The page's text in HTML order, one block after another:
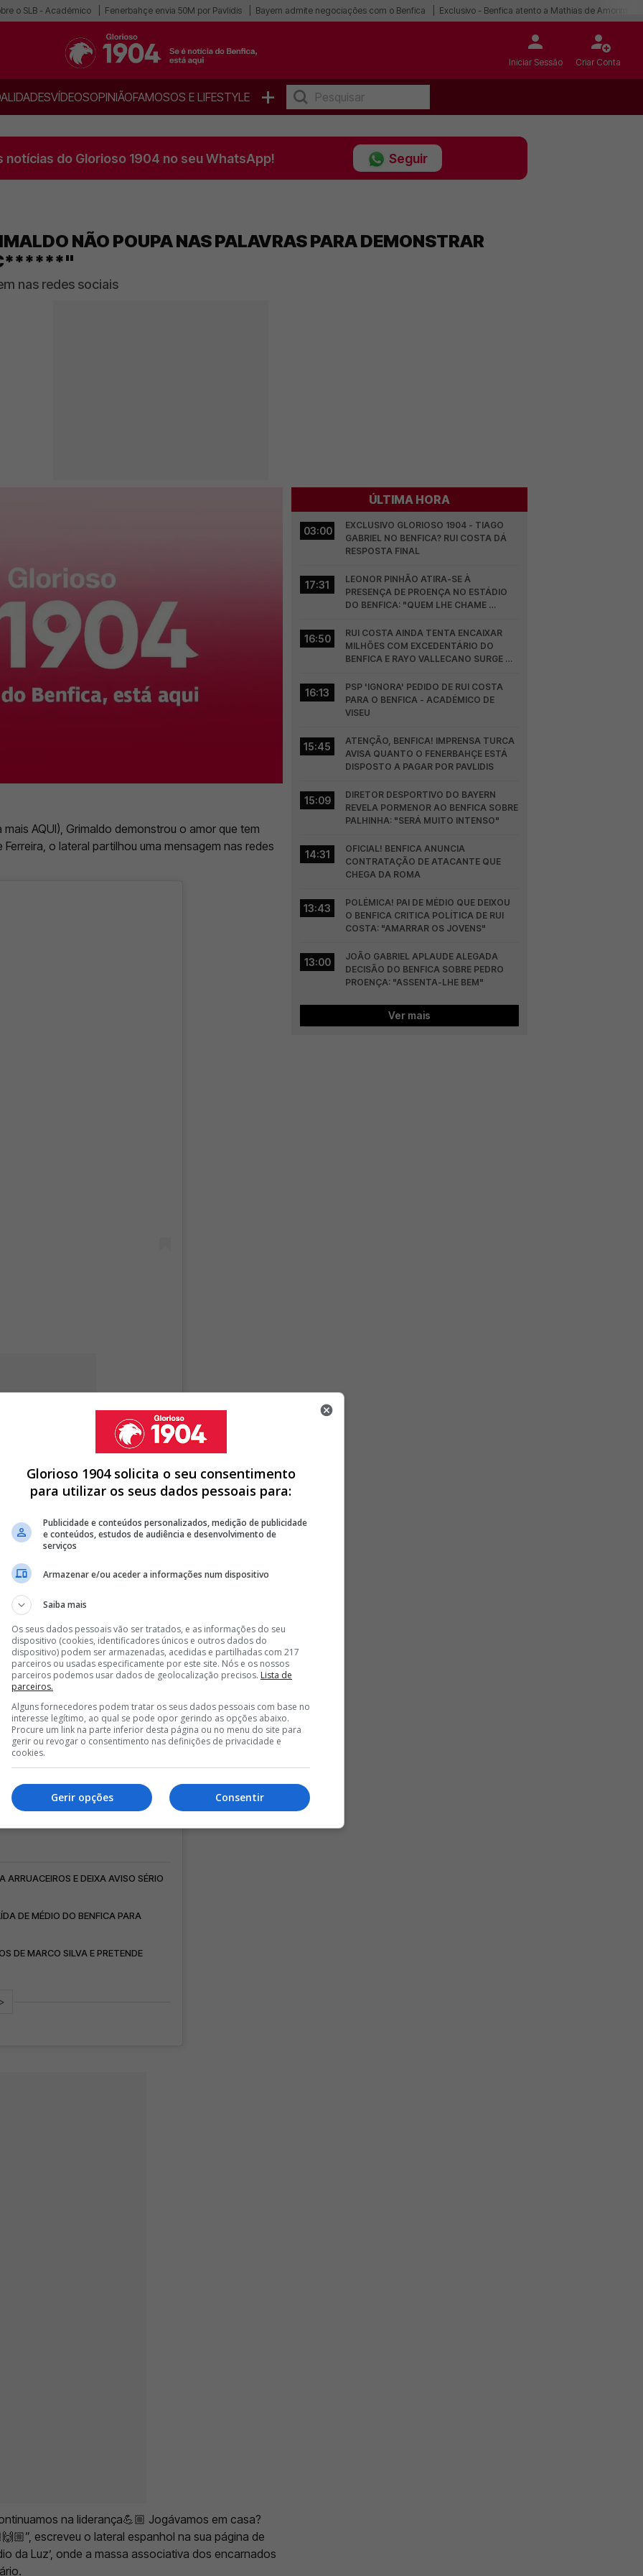
o SLB - Académico Fenerbahçe envia 50M por Pavlidis Bayern admite negociações com o Benfica Exclusivo - Benfica atento a Mathias de Amorim
Iniciar Sessão Criar Conta
VÍDEOSOPINIÃOFAMOSOS E LIFESTYLE +
notícias do Glorioso 1904 no seu WhatsApp! Seguir
NÃO POUPA NAS PALAVRAS PARA DEMONSTRAR
nas redes sociais
AQUI), Grimaldo demonstrou o amor que tem
o lateral partilhou uma mensagem nas redes
Grimaldo (@grimaldo35)
ARRUACEIROS E DEIXA AVISO SÉRIO
DE MÉDIO DO BENFICA PARA
DE MARCO SILVA E PRETENDE
>
na liderança💪🏼 Jogávamos em casa?
escreveu o lateral espanhol na sua página de
da Luz’, onde a massa associativa dos encarnados
ÚLTIMA HORA
03:00
EXCLUSIVO GLORIOSO 1904 - TIAGO
GABRIEL NO BENFICA? RUI COSTA DÁ
RESPOSTA FINAL
17:31
LEONOR PINHÃO ATIRA-SE À
PRESENÇA DE PROENÇA NO ESTÁDIO
DO BENFICA: "QUEM LHE CHAME
16:50
RUI COSTA AINDA TENTA ENCAIXAR
MILHÕES COM EXCEDENTÁRIO DO
BENFICA E RAYO VALLECANO SURGE NA
16:13
PSP 'IGNORA' PEDIDO DE RUI COSTA
PARA O BENFICA - ACADÉMICO DE
VISEU
15:45
ATENÇÃO, BENFICA! IMPRENSA TURCA
AVISA QUANTO O FENERBAHÇE ESTÁ
DISPOSTO A PAGAR POR PAVLIDIS
15:09
DIRETOR DESPORTIVO DO BAYERN
REVELA PORMENOR AO BENFICA SOBRE
PALHINHA: "SERÁ MUITO INTENSO"
14:31
OFICIAL! BENFICA ANUNCIA
CONTRATAÇÃO DE ATACANTE QUE
CHEGA DA ROMA
13:43
POLÉMICA! PAI DE MÉDIO QUE DEIXOU
O BENFICA CRITICA POLÍTICA DE RUI
COSTA: "AMARRAR OS JOVENS"
13:00
JOÃO GABRIEL APLAUDE ALEGADA
DECISÃO DO BENFICA SOBRE PEDRO
PROENÇA: "ASSENTA-LHE BEM"
Ver mais
Glorioso 1904 solicita o seu consentimento
para utilizar os seus dados pessoais para:
Publicidade e conteúdos personalizados, medição de publicidade
e conteúdos, estudos de audiência e desenvolvimento de
serviços
Armazenar e/ou aceder a informações num dispositivo
Saiba mais
Os seus dados pessoais vão ser tratados, e as informações do seu
dispositivo (cookies, identificadores únicos e outros dados do
dispositivo) podem ser armazenadas, acedidas e partilhadas com 217
parceiros ou usadas especificamente por este site. Nós e os nossos
parceiros podemos usar dados de geolocalização precisos. Lista de
parceiros.
Alguns fornecedores podem tratar os seus dados pessoais com base no
interesse legítimo, ao qual se pode opor gerindo as opções abaixo.
Procure um link na parte inferior desta página ou no menu do site para
gerir ou revogar o consentimento nas definições de privacidade e
cookies.
Consentir
Gerir opções